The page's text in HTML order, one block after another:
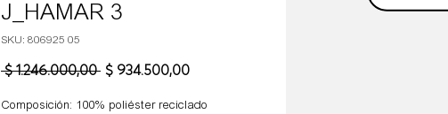
J_HAMAR 3
SKU: 806925 05
$ 1.246.000,00 Precio
$ 934.500,00Precio
oferta
Composición: 100% poliéster reciclado